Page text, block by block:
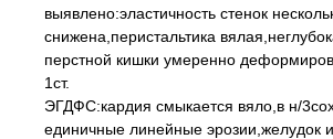
выявлено:эластичность стенок
снижена,перистальтика
перстной кишки умеренно
1ст.
ЭГДФС:кардия смыкается вяло,в н/
единичные линейные эрозии,желудок